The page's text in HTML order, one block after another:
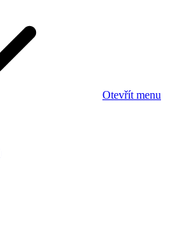
Otevřít menu